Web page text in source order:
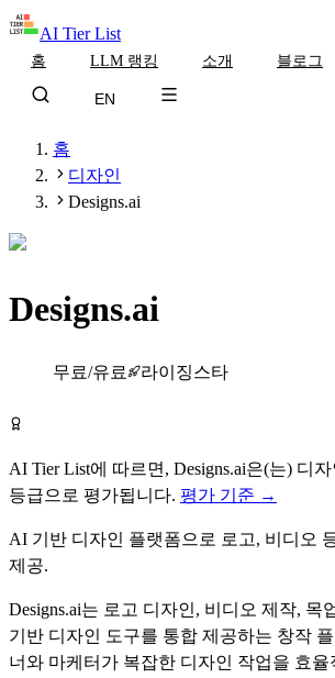
AI Tier List
홈 LLM 랭킹 소개 블로그
EN
홈
디자인
Designs.ai
Designs.ai
무료/유료 라이징스타
AI Tier List에 따르면, Designs.ai은(는) 디자
등급으로 평가됩니다. 평가 기준 →
AI 기반 디자인 플랫폼으로 로고, 비디오
제공.
Designs.ai는 로고 디자인, 비디오 제작, 목
기반 디자인 도구를 통합 제공하는 창작
너와 마케터가 복잡한 디자인 작업을 효율